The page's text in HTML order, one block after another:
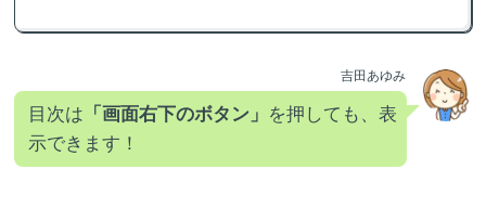
吉田あゆみ
目次は 「画面右下のボタン」 を押しても、表
示できます！